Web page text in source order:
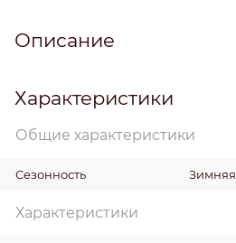
Описание
Характеристики
Общие характеристики
Сезонность Зимняя
Характеристики